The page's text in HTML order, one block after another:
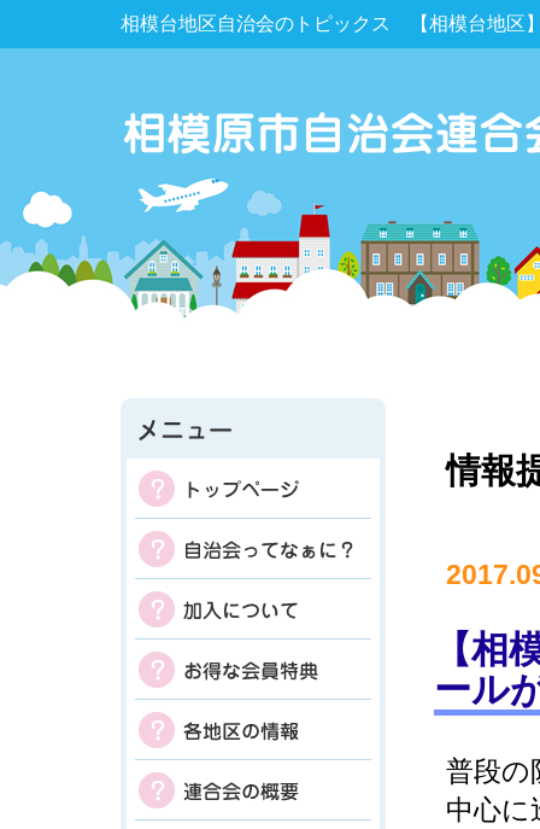
相模台地区自治会のトピックス 【相模台地区
情報
【相
ール
普段の
中心に